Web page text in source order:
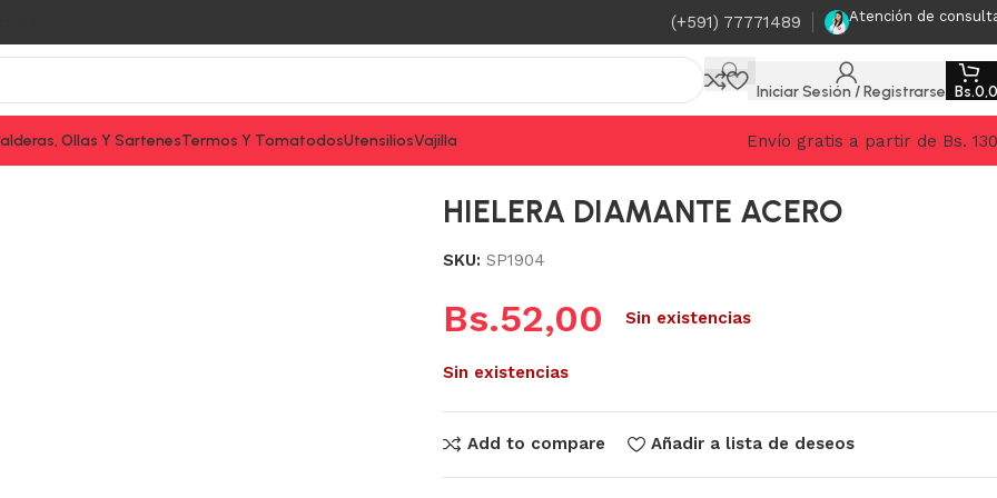
(+591) 77771489 Atención de
Iniciar Sesión / Registrarse Bs.
Ollas Y SartenesTermos Y TomatodosUtensiliosVajilla
Envío gratis a partir de Bs.
HIELERA DIAMANTE ACERO
SKU: SP1904
Bs.52,00 Sin existencias
Sin existencias
Add to compare Añadir a lista de deseos